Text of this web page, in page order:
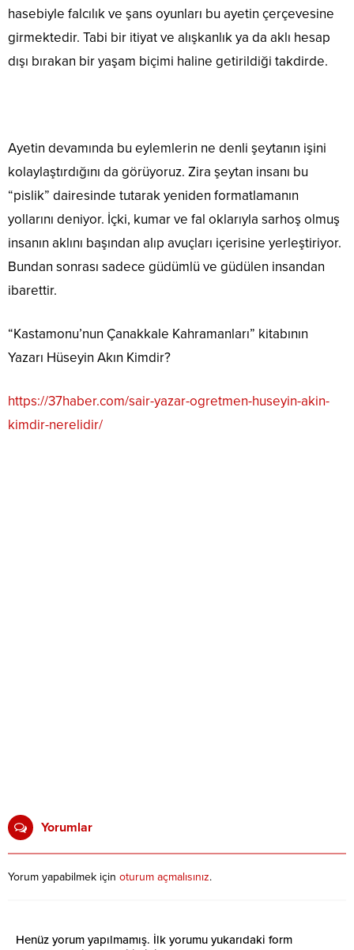
hasebiyle falcılık ve şans oyunları bu ayetin çerçevesine
girmektedir. Tabi bir itiyat ve alışkanlık ya da aklı hesap
dışı bırakan bir yaşam biçimi haline getirildiği takdirde.
Ayetin devamında bu eylemlerin ne denli şeytanın işini
kolaylaştırdığını da görüyoruz. Zira şeytan insanı bu
“pislik” dairesinde tutarak yeniden formatlamanın
yollarını deniyor. İçki, kumar ve fal oklarıyla sarhoş olmuş
insanın aklını başından alıp avuçları içerisine yerleştiriyor.
Bundan sonrası sadece güdümlü ve güdülen insandan
ibarettir.
“Kastamonu’nun Çanakkale Kahramanları” kitabının
Yazarı Hüseyin Akın Kimdir?
https://37haber.com/sair-yazar-ogretmen-huseyin-akin-
kimdir-nerelidir/
Yorumlar
Yorum yapabilmek için oturum açmalısınız.
Henüz yorum yapılmamış. İlk yorumu yukarıdaki form